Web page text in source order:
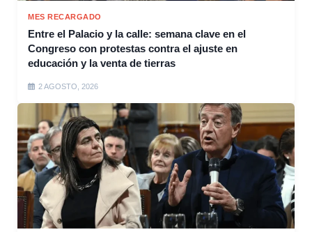
MES RECARGADO
Entre el Palacio y la calle: semana clave en el
Congreso con protestas contra el ajuste en
educación y la venta de tierras
2 AGOSTO, 2026